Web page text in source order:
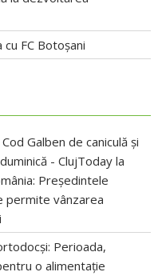
FC Botoșani
Galben de caniculă și
- ClujToday la
Președintele
permite vânzarea
Perioada,
o alimentație